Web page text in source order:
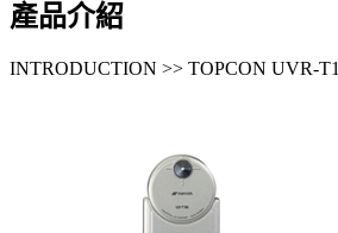
產品介紹
INTRODUCTION >> TOPCON UVR-T1